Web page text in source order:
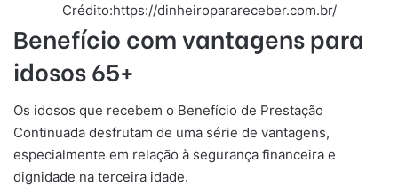
Crédito:https://dinheiroparareceber.com.br/
Benefício com vantagens para
idosos 65+
Os idosos que recebem o Benefício de Prestação
Continuada desfrutam de uma série de vantagens,
especialmente em relação à segurança financeira e
dignidade na terceira idade.